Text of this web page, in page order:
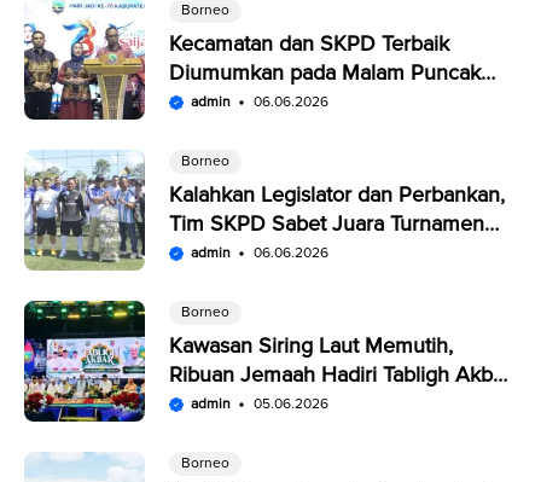
Borneo
Kecamatan dan SKPD Terbaik
Diumumkan pada Malam Puncak
Penutupan Expo Saijaan Kotabaru
admin 06.06.2026
Borneo
Kalahkan Legislator dan Perbankan,
Tim SKPD Sabet Juara Turnamen
Segitiga Kotabaru
admin 06.06.2026
Borneo
Kawasan Siring Laut Memutih,
Ribuan Jemaah Hadiri Tabligh Akbar
HUT Kabupaten Kotabaru
admin 05.06.2026
Borneo